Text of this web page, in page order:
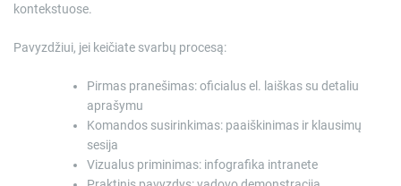
kontekstuose.
Pavyzdžiui, jei keičiate svarbų procesą:
Pirmas pranešimas: oficialus el. laiškas su detaliu
aprašymu
Komandos susirinkimas: paaiškinimas ir klausimų
sesija
Vizualus priminimas: infografika intranete